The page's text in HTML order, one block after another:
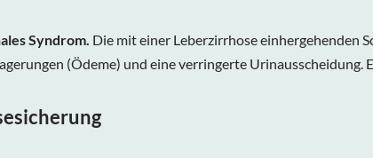
Syndrom. Die mit einer Leberzirrhose einhergehenden
(Ödeme) und eine verringerte